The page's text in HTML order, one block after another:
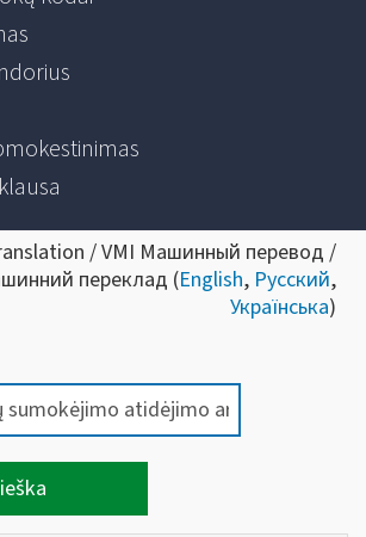
/ VMI Машинный перевод /
переклад (English, Русский,
Українська)